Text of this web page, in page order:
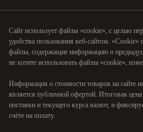
Сайт использует файлы «cookie», с целью
удобства пользования веб-сайтом.
файлы, содержащие информацию о
не хотите использовать файлы «cookie»,
Информация о стоимости товаров на сайте
является публичной офертой. Итоговая
поставки и текущего курса валют, и
счёте на оплату.